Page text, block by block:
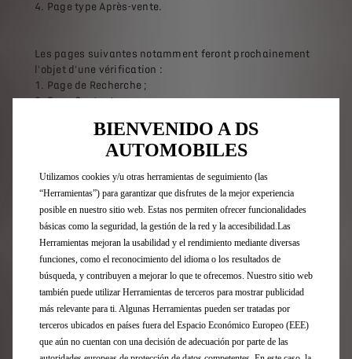
Page type Après-vente.
Les pages suivantes notamment feront prochainement
l'objet d'une vérification :
Page de Recherche ;
Page Contact ;
Page des Mentions Légales.
CONTENUS NON ACCESSIBLES
Non-conformités
Cette section sera complétée ultérieurement, lorsqu’un
audit complémentaire aura été effectué.
Contenus non soumis à l’obligation d’accessibilité
Cette section sera complétée ultérieurement, lorsqu’un
audit complémentaire aura été effectué. Notamment,
les éléments fournis par des entités tierces non
contrôlées par le Constructeur font l’objet d’une
dérogation.
BIENVENIDO A DS
AUTOMOBILES
Utilizamos cookies y/u otras herramientas de seguimiento (las
“Herramientas”) para garantizar que disfrutes de la mejor experiencia
posible en nuestro sitio web. Estas nos permiten ofrecer funcionalidades
básicas como la seguridad, la gestión de la red y la accesibilidad.Las
Herramientas mejoran la usabilidad y el rendimiento mediante diversas
funciones, como el reconocimiento del idioma o los resultados de
búsqueda, y contribuyen a mejorar lo que te ofrecemos. Nuestro sitio web
también puede utilizar Herramientas de terceros para mostrar publicidad
más relevante para ti. Algunas Herramientas pueden ser tratadas por
terceros ubicados en países fuera del Espacio Económico Europeo (EEE)
que aún no cuentan con una decisión de adecuación por parte de las